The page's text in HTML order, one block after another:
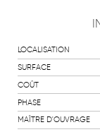
LOCALISATION
SURFACE
COÛT
PHASE
MAÎTRE D'OUVRAGE